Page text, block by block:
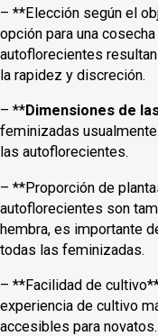
– **Elección según el
opción para una
autoflorecientes
la rapidez y discreción.
– **Dimensiones de
feminizadas usualmente
las autoflorecientes.
– **Proporción de
autoflorecientes son
hembra, es importante
todas las feminizadas.
– **Facilidad de
experiencia de cultivo
accesibles para novatos.